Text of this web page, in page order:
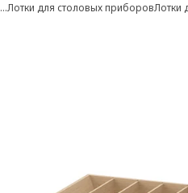
…Лотки для столовых приборовЛотки